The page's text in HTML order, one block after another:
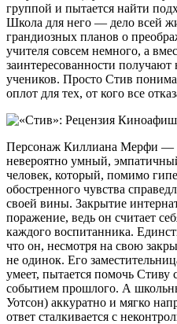
группой и пытается найти
Школа для него — дело всей
грандиозных планов о
учителя совсем немного, а
заинтересованности
учеников. Просто Стив
оплот для тех, от кого все
Персонаж Киллиана Мерфи —
невероятно умный,
человек, который, помимо
обостренного чувства
своей вины. Закрытие
поражение, ведь он считает
каждого воспитанника.
что он, несмотря на свою
не одинок. Его
умеет, пытается помочь Стиву
событием прошлого. А
Уотсон) аккуратно и мягко
ответ сталкивается с